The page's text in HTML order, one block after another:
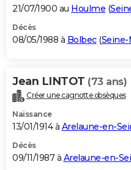
21/07/1900 au Houlme (
Décès
08/05/1988 à Bolbec(
Jean LINTOT (73 ans)
Créer une cagnotte obsèques
Naissance
13/01/1914 à Arelaune-en-
Décès
09/11/1987 à Arelaune-en-